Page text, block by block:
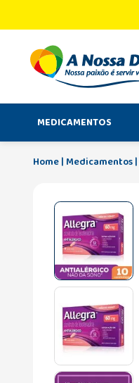
MEDICAMENTOS
Medicamentos